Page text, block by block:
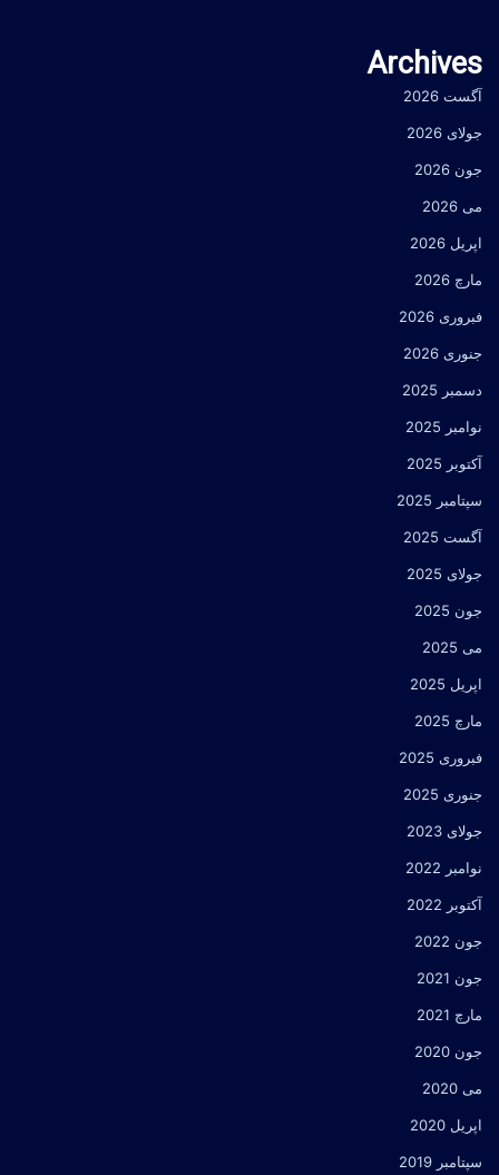
Archives
آگست 2026
جولای 2026
جون 2026
می 2026
اپریل 2026
مارچ 2026
فبروری 2026
جنوری 2026
دسمبر 2025
نوامبر 2025
آکتوبر 2025
سپتامبر 2025
آگست 2025
جولای 2025
جون 2025
می 2025
اپریل 2025
مارچ 2025
فبروری 2025
جنوری 2025
جولای 2023
نوامبر 2022
آکتوبر 2022
جون 2022
جون 2021
مارچ 2021
جون 2020
می 2020
اپریل 2020
سپتامبر 2019